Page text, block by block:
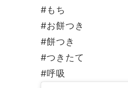
#もち
#お餅つき
#餅つき
#つきたて
#呼吸